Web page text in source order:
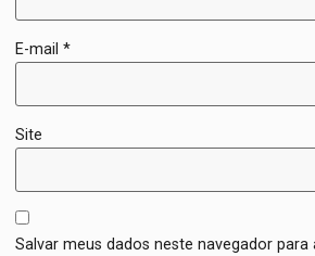
E-mail*
Site
Salvar meus dados neste navegador